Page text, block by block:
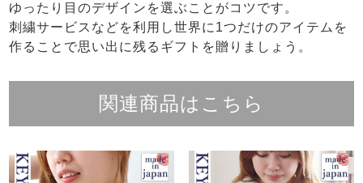
ゆったり目のデザインを選ぶことがコツです。
刺繍サービスなどを利用し世界に1つだけのアイテムを
作ることで思い出に残るギフトを贈りましょう。
関連商品はこちら